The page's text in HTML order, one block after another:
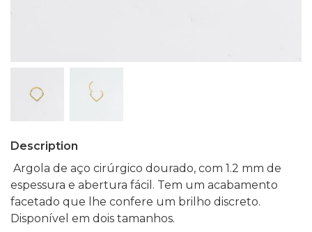
Description
Argola de aço cirúrgico dourado, com 1.2 mm de
espessura e abertura fácil. Tem um acabamento
facetado que lhe confere um brilho discreto.
Disponível em dois tamanhos.